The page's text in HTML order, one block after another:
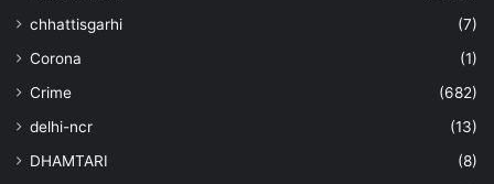
chhattisgarhi
(7)
Corona
(1)
Crime
(682)
delhi-ncr
(13)
DHAMTARI
(8)